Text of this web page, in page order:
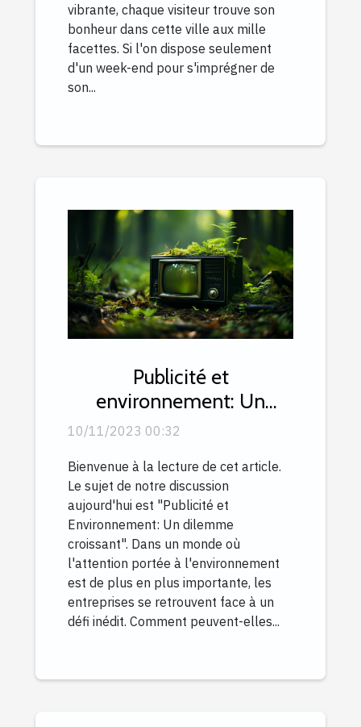
vibrante, chaque visiteur trouve son
bonheur dans cette ville aux mille
facettes. Si l'on dispose seulement
d'un week-end pour s'imprégner de
son...
Publicité et
environnement: Un
dilemme croissant
10/11/2023 00:32
Bienvenue à la lecture de cet article.
Le sujet de notre discussion
aujourd'hui est "Publicité et
Environnement: Un dilemme
croissant". Dans un monde où
l'attention portée à l'environnement
est de plus en plus importante, les
entreprises se retrouvent face à un
défi inédit. Comment peuvent-elles...